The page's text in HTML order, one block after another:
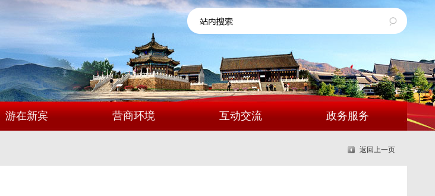
游在新宾 营商环境 互动交流 政务服务
返回上一页